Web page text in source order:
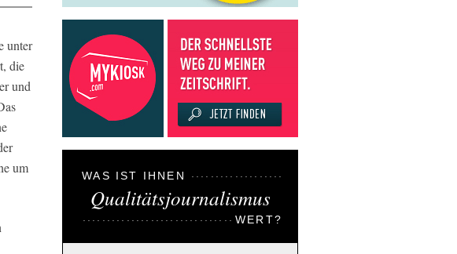
unter
die
und
um
WAS IST IHNEN
Qualitätsjournalismus
WERT?